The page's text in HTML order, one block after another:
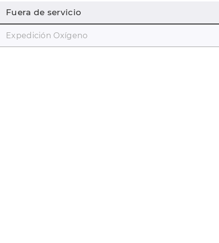
Fuera de servicio
Expedición Oxígeno